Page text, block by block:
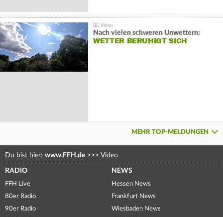
Nach vielen schweren Unwettern:
WETTER BERUHIGT SICH
MEHR TOP-MELDUNGEN
Du bist hier: www.FFH.de >>> Video
RADIO
FFH Live
80er Radio
90er Radio
NEWS
Hessen News
Frankfurt News
Wiesbaden News